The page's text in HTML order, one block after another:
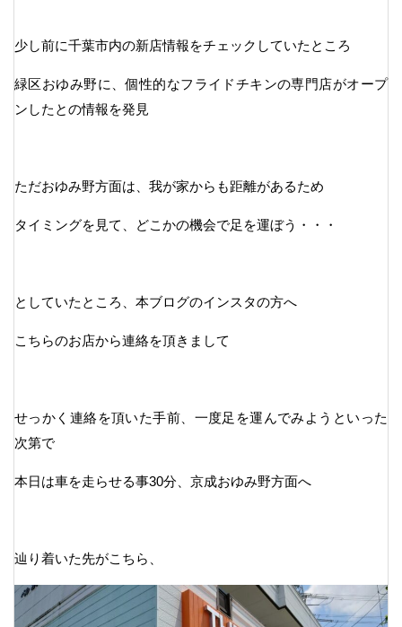
少し前に千葉市内の新店情報をチェックしていたところ
緑区おゆみ野に、個性的なフライドチキンの専門店がオープ
ンしたとの情報を発見
ただおゆみ野方面は、我が家からも距離があるため
タイミングを見て、どこかの機会で足を運ぼう・・・
としていたところ、本ブログのインスタの方へ
こちらのお店から連絡を頂きまして
せっかく連絡を頂いた手前、一度足を運んでみようといった
次第で
本日は車を走らせる事30分、京成おゆみ野方面へ
辿り着いた先がこちら、